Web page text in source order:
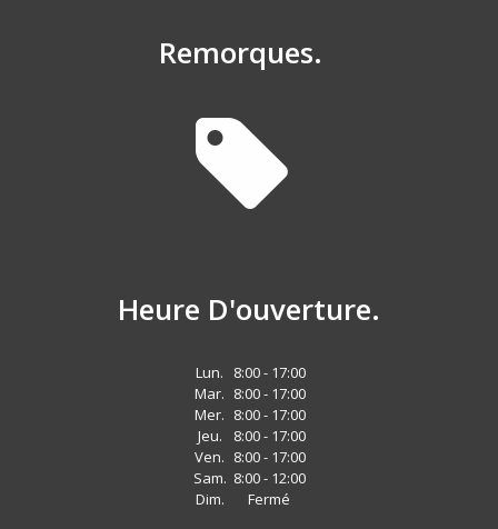
Remorques.
Heure D'ouverture.
Lun.
8:00 - 17:00
Mar. 8:00 - 17:00
Mer. 8:00 - 17:00
Jeu.
8:00 - 17:00
Ven. 8:00 - 17:00
Sam. 8:00 - 12:00
Dim.
Fermé